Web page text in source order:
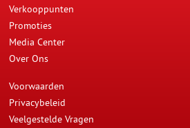
Verkooppunten
Promoties
Media Center
Over Ons
Voorwaarden
Privacybeleid
Veelgestelde Vragen